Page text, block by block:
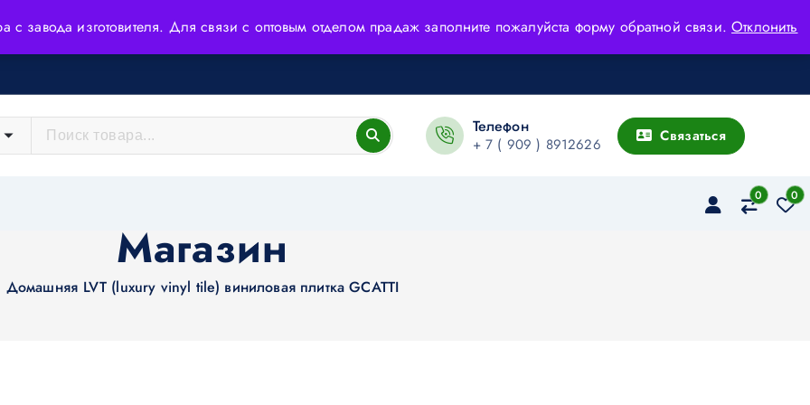
с завода изготовителя. Для связи с оптовым отделом прадаж заполните пожалуйста форму обратной связи.Отклонить
Телефон
+ 7 ( 909 ) 8912626 Связаться
0 0
Магазин
Домашняя LVT (luxury vinyl tile) виниловая плитка GCATTI